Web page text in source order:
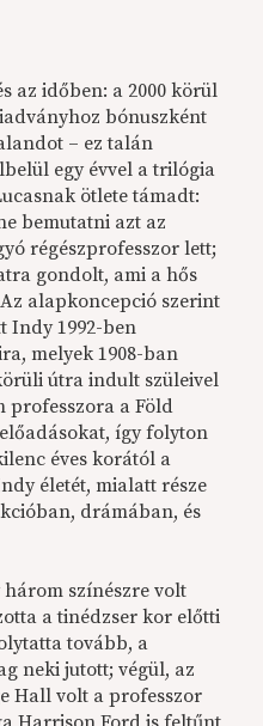
az időben: a 2000 körül
bónuszként
– ez talán
egy évvel a trilógia
ötlete támadt:
bemutatni azt az
régészprofesszor lett;
gondolt, ami a hős
alapkoncepció szerint
Indy 1992-ben
melyek 1908-ban
útra indult szüleivel
professzora a Föld
így folyton
éves korától a
életét, mialatt része
drámában, és
színészre volt
a tinédzser kor előtti
tovább, a
neki jutott; végül, az
Hall volt a professzor